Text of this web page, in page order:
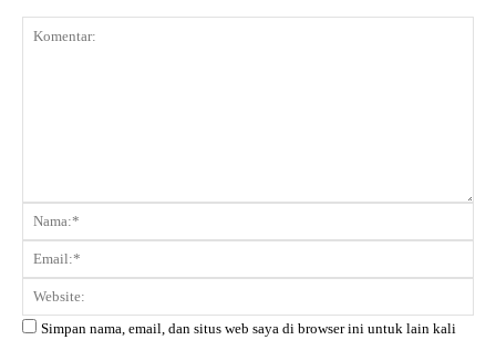
Komentar:
Simpan nama, email, dan situs web saya di browser ini untuk lain kali